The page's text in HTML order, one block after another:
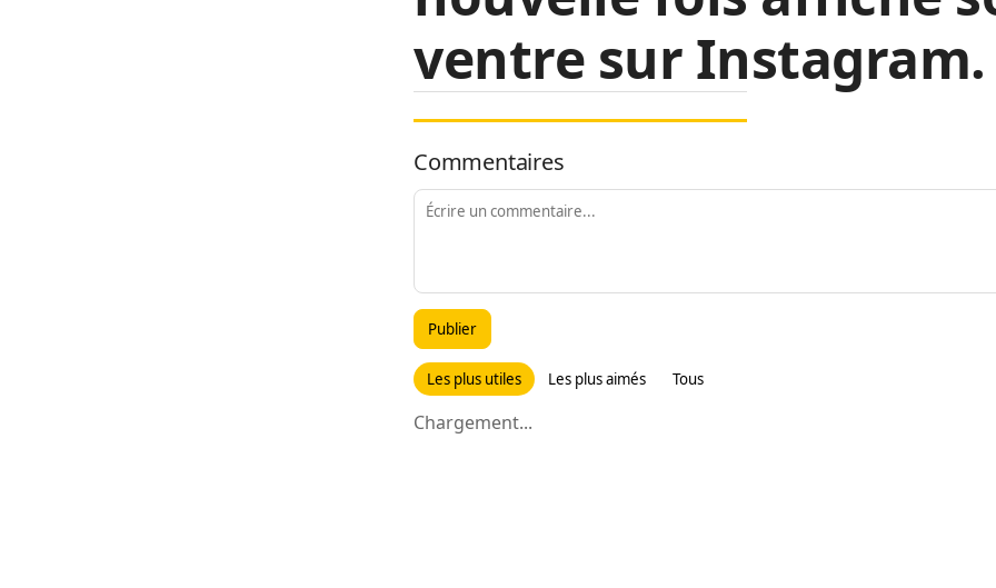
ventre sur Instagram.
Commentaires
Publier
Les plus utiles Les plus aimés Tous
Chargement...